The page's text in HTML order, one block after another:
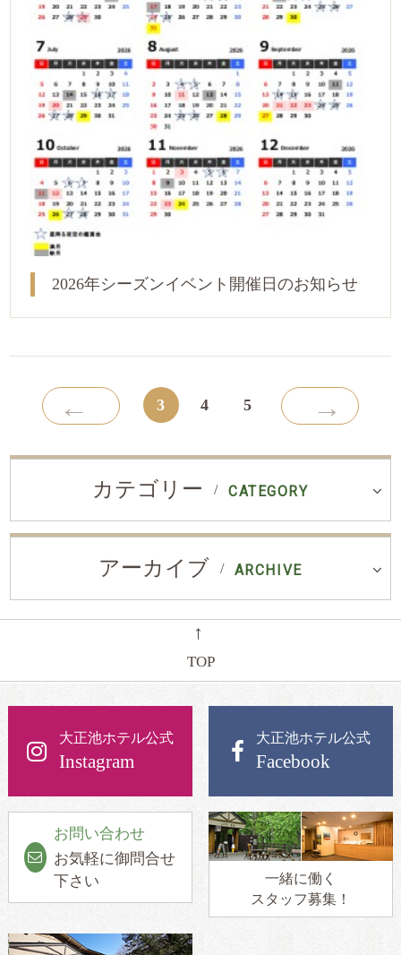
2026年シーズンイベント開催日のお知らせ
← 3 4 5 →
カテゴリー CATEGORY
アーカイブ ARCHIVE
←
TOP
大正池ホテル公式
Instagram
大正池ホテル公式
Facebook
お問い合わせ
お気軽に御問合せ
下さい
一緒に働く
スタッフ募集！